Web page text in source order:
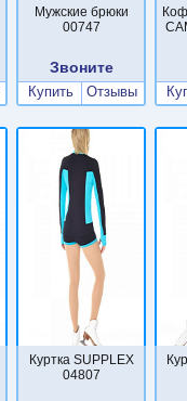
Мужские брюки
00747
Звоните
Купить Отзывы
Куртка SUPPLEX
04807